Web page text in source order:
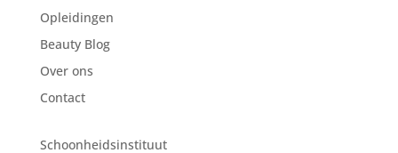
Opleidingen
Beauty Blog
Over ons
Contact
Schoonheidsinstituut